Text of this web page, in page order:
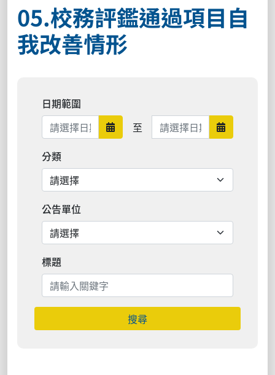
05.校務評鑑通過項目自
我改善情形
日期範圍
日期範圍開始
至 日期範圍結束 日期範圍
分類
公告單位
標題
搜尋